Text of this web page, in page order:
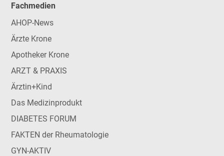
Fachmedien
AHOP-News
Ärzte Krone
Apotheker Krone
ARZT & PRAXIS
Ärztin+Kind
Das Medizinprodukt
DIABETES FORUM
FAKTEN der Rheumatologie
GYN-AKTIV